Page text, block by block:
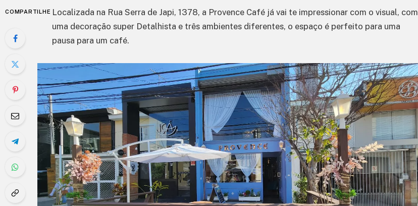
COMPARTILHE Localizada na Rua Serra de Japi, 1378, a Provence Café já vai te impressionar com o visual, com
uma decoração super Detalhista e três ambientes diferentes, o espaço é perfeito para uma
pausa para um café.